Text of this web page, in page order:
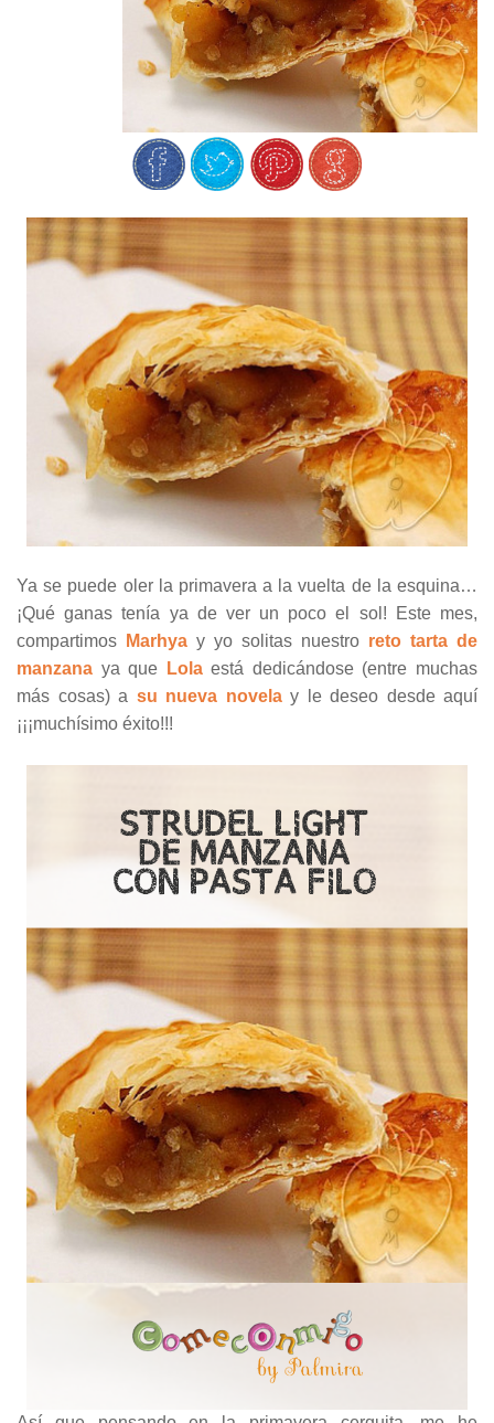
Ya se puede oler la primavera a la vuelta de la esquina…
¡Qué ganas tenía ya de ver un poco el sol! Este mes,
compartimos
Marhya y yo solitas nuestro reto tarta de
manzana ya que Lolaestá dedicándose (entre muchas
más cosas) a su nueva novelay le deseo desde aquí
¡¡¡muchísimo éxito!!!